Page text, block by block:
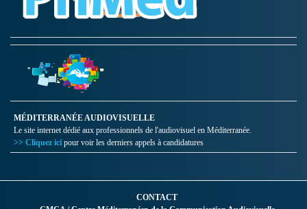
MÉDITERRANÉE AUDIOVISUELLE
Le site internet dédié aux professionnels de l'audiovisuel en Méditerranée.
>> Cliquez ici pour voir les derniers appels à candidatures
CONTACT